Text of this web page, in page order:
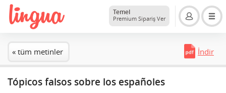
Temel
Premium Sipariş Ver
« tüm metinler İndir
Tópicos falsos sobre los españoles